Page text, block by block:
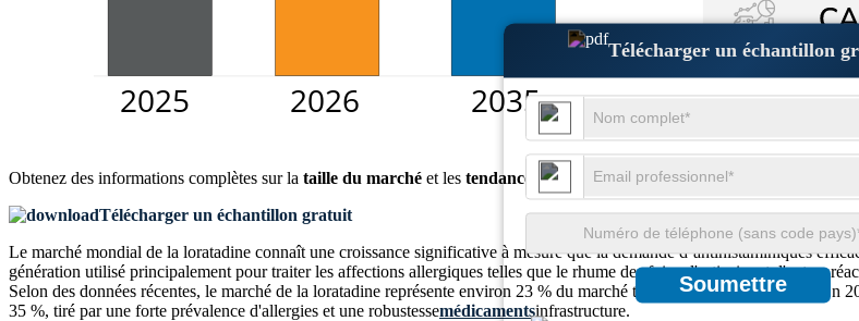
Télécharger un échantillon
Soumettre
Obtenez des informations complètes sur la taille du marché et les tendances de croissance
Télécharger un échantillon gratuit
Le marché mondial de la loratadine connaît une croissance significative à mesure que la demande d’antihistaminiques
génération utilisé principalement pour traiter les affections allergiques telles que le rhume des foins, l'urticaire et d'autres
Selon des données récentes, le marché de la loratadine représente environ 23 % du marché total des antihistaminiques.
35 %, tiré par une forte prévalence d'allergies et une robustessemédicamentsinfrastructure.